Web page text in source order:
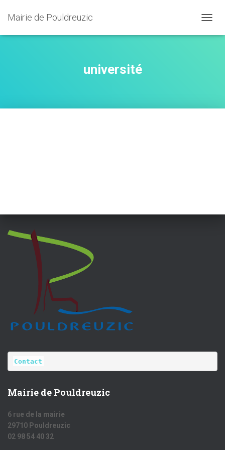
Mairie de Pouldreuzic
université
Contact
Mairie de Pouldreuzic
6 rue de la mairie
29710 Pouldreuzic
02 98 54 40 32